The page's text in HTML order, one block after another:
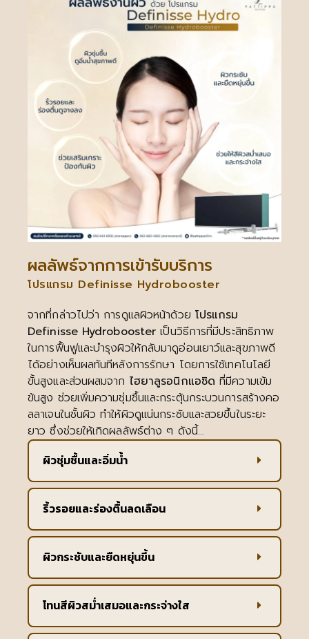
ผลลัพธ์จากการเข้ารับบริการ
โปรแกรม Definisse Hydrobooster
จากที่กล่าวไปว่า การดูแลผิวหน้าด้วย โปรแกรม
Definisse Hydrobooster เป็นวิธีการที่มีประสิทธิภาพ
ในการฟื้นฟูและบำรุงผิวให้กลับมาดูอ่อนเยาว์และสุขภาพดี
ได้อย่างเห็นผลทันทีหลังการรักษา โดยการใช้เทคโนโลยี
ขั้นสูงและส่วนผสมจาก ไฮยาลูรอนิกแอซิด ที่มีความเข้ม
ข้นสูง ช่วยเพิ่มความชุ่มชื้นและกระตุ้นกระบวนการสร้างคอ
ลลาเจนในชั้นผิว ทำให้ผิวดูแน่นกระชับและสวยขึ้นในระยะ
ยาว ซึ่งช่วยให้เกิดผลลัพธ์ต่าง ๆ ดังนี้…
ผิวชุ่มชื้นและอิ่มน้ำ
ริ้วรอยและร่องตื้นลดเลือน
ผิวกระชับและยืดหยุ่นขึ้น
โทนสีผิวสม่ำเสมอและกระจ่างใส